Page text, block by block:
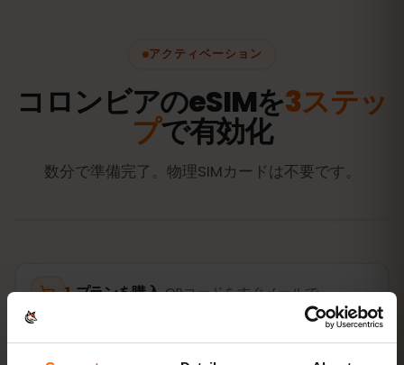
アクティベーション
コロンビアのeSIMを3ステッ
プで有効化
数分で準備完了。物理SIMカードは不要です。
プランを購入 QRコードをすぐメールで
eSIMをインストール 自宅のWi‑FiでQRコードを